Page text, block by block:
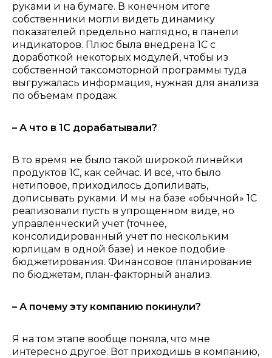
руками и на бумаге. В конечном итоге
собственники могли видеть динамику
показателей предельно наглядно, в панели
индикаторов. Плюс была внедрена 1С с
доработкой некоторых модулей, чтобы из
собственной таксомоторной программы туда
выгружалась информация, нужная для анализа
по объемам продаж.
– А что в 1С дорабатывали?
В то время не было такой широкой линейки
продуктов 1С, как сейчас. И все, что было
нетиповое, приходилось допиливать,
дописывать руками. И мы на базе «обычной» 1С
реализовали пусть в упрощенном виде, но
управленческий учет (точнее,
консолидированный учет по нескольким
юрлицам в одной базе) и некое подобие
бюджетирования. Финансовое планирование
по бюджетам, план-факторный анализ.
– А почему эту компанию покинули?
Я на том этапе вообще поняла, что мне
интересно другое. Вот приходишь в компанию,